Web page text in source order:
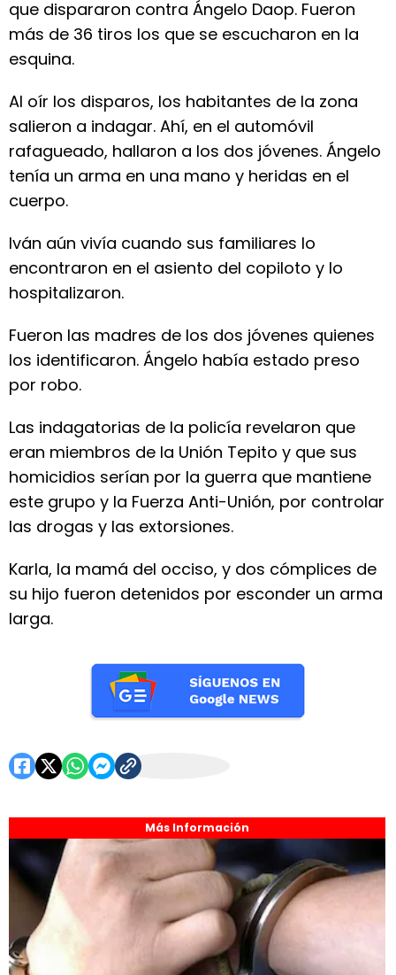
Más Información
que dispararon contra Ángelo Daop. Fueron
más de 36 tiros los que se escucharon en la
esquina.
Al oír los disparos, los habitantes de la zona
salieron a indagar. Ahí, en el automóvil
rafagueado, hallaron a los dos jóvenes. Ángelo
tenía un arma en una mano y heridas en el
cuerpo.
Iván aún vivía cuando sus familiares lo
encontraron en el asiento del copiloto y lo
hospitalizaron.
Fueron las madres de los dos jóvenes quienes
los identificaron. Ángelo había estado preso
por robo.
Las indagatorias de la policía revelaron que
eran miembros de la Unión Tepito y que sus
homicidios serían por la guerra que mantiene
este grupo y la Fuerza Anti-Unión, por controlar
las drogas y las extorsiones.
Karla, la mamá del occiso, y dos cómplices de
su hijo fueron detenidos por esconder un arma
larga.